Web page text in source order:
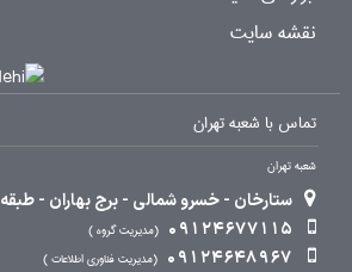
نقشه سایت
تماس با شعبه تهران
شعبه تهران
ستارخان - خسرو شمالی - برج بهاران - طبقه 7 واحد 2
09124677115
مدیریت گروه
09124648967 مدیریت فناوری اطلاعات